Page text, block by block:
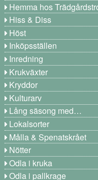
Hemma hos
Hiss & Diss
Höst
Inköpsställen
Inredning
Krukväxter
Kryddor
Kulturarv
Lång säsong med…
Lokalsorter
Målla & Spenatskrået
Nötter
Odla i kruka
Odla i pallkrage